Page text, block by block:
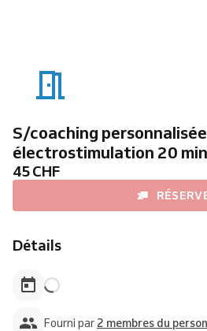
S/coaching personnalisée
électrostimulation 20 min
45 CHF
Détails
Fourni par 2 membres du